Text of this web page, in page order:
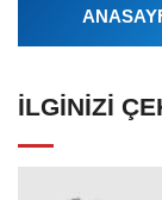
İLGINIZI